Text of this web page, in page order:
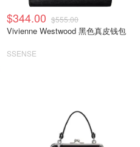
$344.00 $555.00
Vivienne Westwood 黑色真皮钱包
SSENSE